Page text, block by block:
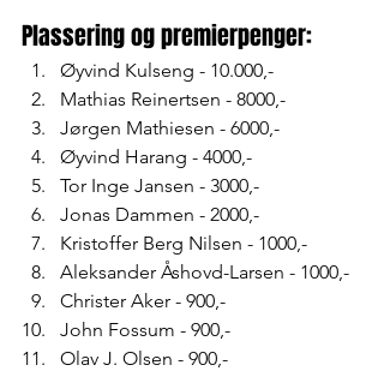
Plassering og premierpenger:
Øyvind Kulseng - 10.000,-
Mathias Reinertsen - 8000,-
Jørgen Mathiesen - 6000,-
Øyvind Harang - 4000,-
Tor Inge Jansen - 3000,-
Jonas Dammen - 2000,-
Kristoffer Berg Nilsen - 1000,-
Aleksander Åshovd-Larsen - 1000,-
Christer Aker - 900,-
John Fossum - 900,-
Olav J. Olsen - 900,-